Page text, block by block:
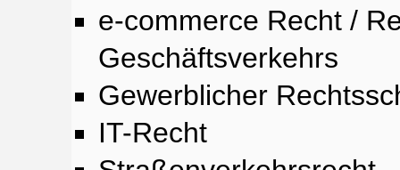
e-commerce Recht /
Geschäftsverkehrs
Gewerblicher
IT-Recht